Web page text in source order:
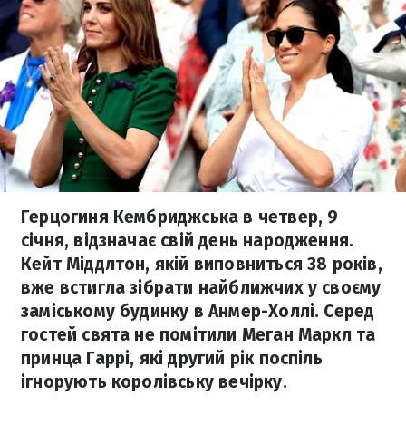
Герцогиня Кембриджська в четвер, 9
січня, відзначає свій день народження.
Кейт Міддлтон, якій виповниться 38 років,
вже встигла зібрати найближчих у своєму
заміському будинку в Анмер-Холлі. Серед
гостей свята не помітили Меган Маркл та
принца Гаррі, які другий рік поспіль
ігнорують королівську вечірку.